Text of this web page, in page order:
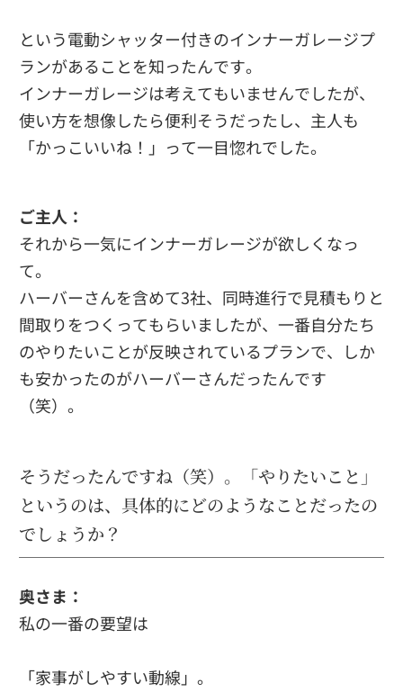
という電動シャッター付きのインナーガレージプ
ランがあることを知ったんです。
インナーガレージは考えてもいませんでしたが、
使い方を想像したら便利そうだったし、主人も
「かっこいいね！」って一目惚れでした。
ご主人：
それから一気にインナーガレージが欲しくなっ
て。
ハーバーさんを含めて3社、同時進行で見積もりと
間取りをつくってもらいましたが、一番自分たち
のやりたいことが反映されているプランで、しか
も安かったのがハーバーさんだったんです
（笑）。
そうだったんですね（笑）。「やりたいこと」
というのは、具体的にどのようなことだったの
でしょうか？
奥さま：
私の一番の要望は
「家事がしやすい動線」。